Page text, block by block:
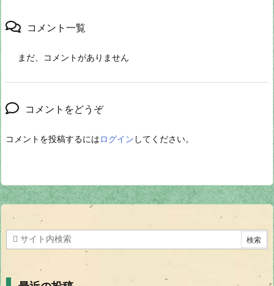
コメント一覧
まだ、コメントがありません
コメントをどうぞ
コメントを投稿するにはログイン してください。